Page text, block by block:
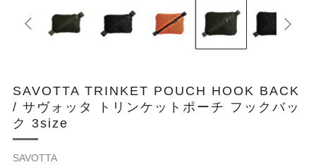
SAVOTTA TRINKET POUCH HOOK BACK
/ サヴォッタ トリンケットポーチ フックバッ
ク 3size
SAVOTTA